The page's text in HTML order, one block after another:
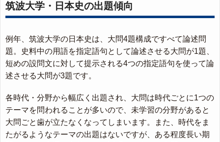
筑波大学・日本史の出題傾向
例年、筑波大学の日本史は、大問4題構成ですべて論述問
題。史料中の用語を指定語句として論述させる大問が1題、
短めの設問文に対して提示される4つの指定語句を使って論
述させる大問が3題です。
各時代・分野から幅広く出題され、大問は時代ごとに1つの
テーマを問われることが多いので、未学習の分野があると
大問ごと歯が立たなくなってしまいます。また、時代をま
たがるようなテーマの出題はないですが、ある程度長い期